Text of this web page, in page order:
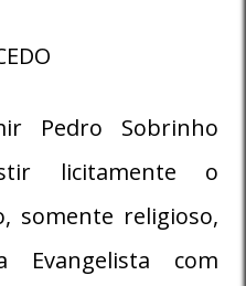
Pedro Sobrinho
licitamente o
somente religioso,
Evangelista com